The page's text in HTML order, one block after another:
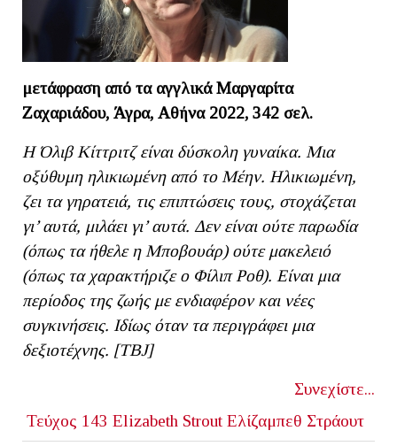
μετάφραση από τα αγγλικά Μαργαρίτα
Ζαχαριάδου, Άγρα, Αθήνα 2022, 342 σελ.
Η Όλιβ Κίττριτζ είναι δύσκολη γυναίκα. Μια
οξύθυμη ηλικιωμένη από το Μέην. Ηλικιωμένη,
ζει τα γηρατειά, τις επιπτώσεις τους, στοχάζεται
γι’ αυτά, μιλάει γι’ αυτά. Δεν είναι ούτε παρωδία
(όπως τα ήθελε η Μποβουάρ) ούτε μακελειό
(όπως τα χαρακτήριζε ο Φίλιπ Ροθ). Είναι μια
περίοδος της ζωής με ενδιαφέρον και νέες
συγκινήσεις. Ιδίως όταν τα περιγράφει μια
δεξιοτέχνης. [ΤΒJ]
Συνεχίστε...
Τεύχος 143 Elizabeth Strout Ελίζαμπεθ Στράουτ